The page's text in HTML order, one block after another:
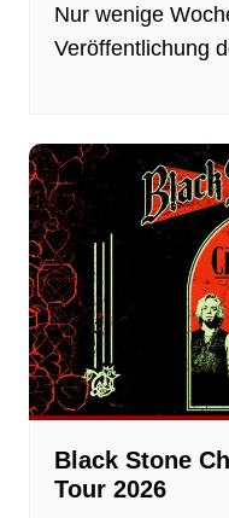
Nur wenige
Veröffentlichung
Black Stone
Tour 2026